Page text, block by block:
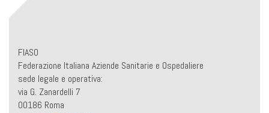
FIASO
Federazione Italiana Aziende Sanitarie e Ospedaliere
sede legale e operativa:
via G. Zanardelli 7
00186 Roma